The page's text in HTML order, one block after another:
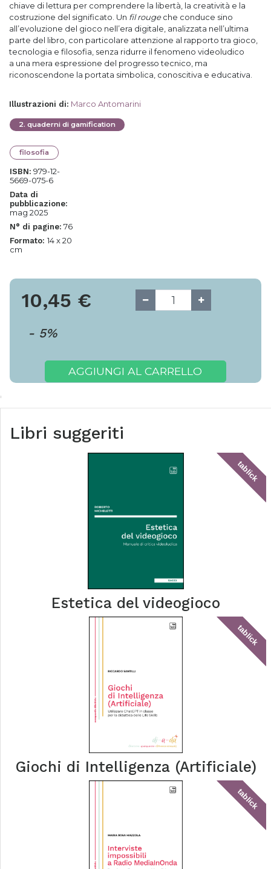
chiave di lettura per comprendere la libertà, la creatività e la
costruzione del significato. Un fil rougeche conduce sino
all’evoluzione del gioco nell’era digitale, analizzata nell’ultima
parte del libro, con particolare attenzione al rapporto tra gioco,
tecnologia e filosofia, senza ridurre il fenomeno videoludico
a una mera espressione del progresso tecnico, ma
riconoscendone la portata simbolica, conoscitiva e educativa.
Illustrazioni di: Marco Antomarini
2. quaderni di gamification
filosofia
ISBN: 979-12-
5669-075-6
Data di
pubblicazione:
mag 2025
N° di pagine: 76
Formato: 14 x 20
cm
10,45 €
- 5%
AGGIUNGI AL CARRELLO
Libri suggeriti
tablick
Estetica del videogioco
tablick
Giochi di Intelligenza (Artificiale)
tablick